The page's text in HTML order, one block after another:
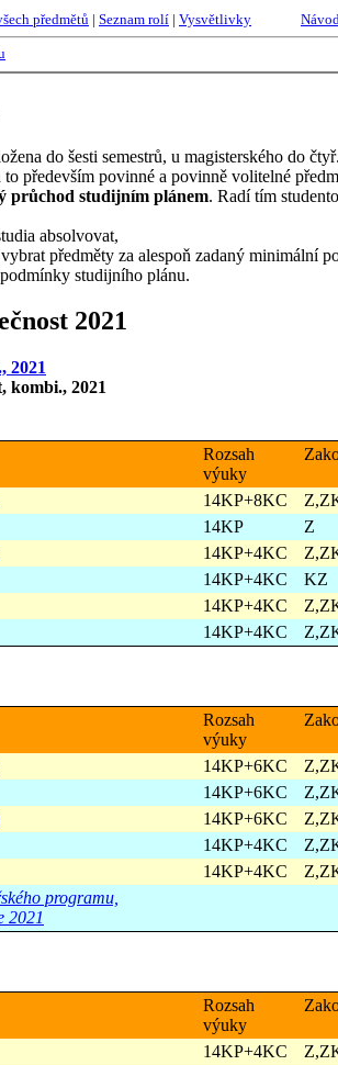
předmětů | Seznam rolí | Vysvětlivky
do šesti semestrů, u magisterského do
především povinné a povinně volitelné
průchod studijním plánem. Radí tím
absolvovat,
předměty za alespoň zadaný minimální
studijního plánu.
2021
2021
kombi., 2021
Rozsah
výuky
14KP+8KC
14KP Z
14KP+4KC
14KP+4KC KZ
14KP+4KC
14KP+4KC
Rozsah
výuky
14KP+6KC
14KP+6KC
14KP+6KC
14KP+4KC
14KP+4KC
programu,
2021
Rozsah
výuky
14KP+4KC